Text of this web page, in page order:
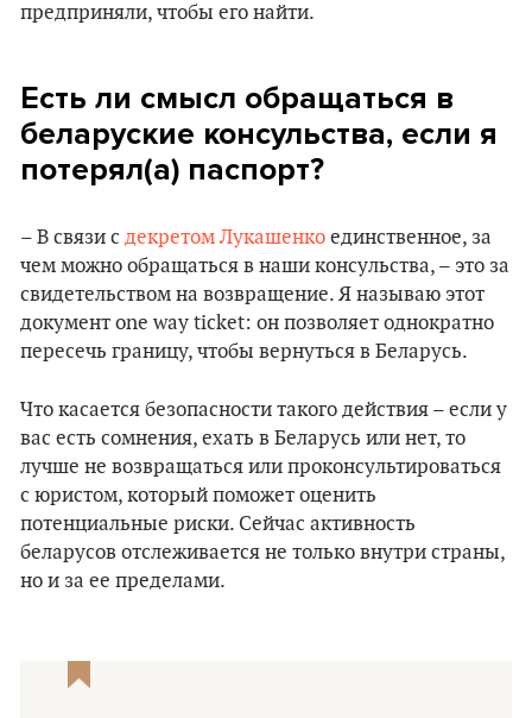
предприняли, чтобы его найти.
Есть ли смысл обращаться в
беларуские консульства, если я
потерял(а) паспорт?
– В связи с декретом Лукашенко единственное, за
чем можно обращаться в наши консульства, – это за
свидетельством на возвращение. Я называю этот
документ one way ticket: он позволяет однократно
пересечь границу, чтобы вернуться в Беларусь.
Что касается безопасности такого действия – если у
вас есть сомнения, ехать в Беларусь или нет, то
лучше не возвращаться или проконсультироваться
с юристом, который поможет оценить
потенциальные риски. Сейчас активность
беларусов отслеживается не только внутри страны,
но и за ее пределами.